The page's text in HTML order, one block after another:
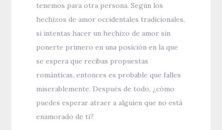
tenemos para otra persona. Según los
hechizos de amor occidentales tradicionales,
si intentas hacer un hechizo de amor sin
ponerte primero en una posición en la que
se espera que recibas propuestas
románticas, entonces es probable que falles
miserablemente. Después de todo, ¿cómo
puedes esperar atraer a alguien que no está
enamorado de ti?